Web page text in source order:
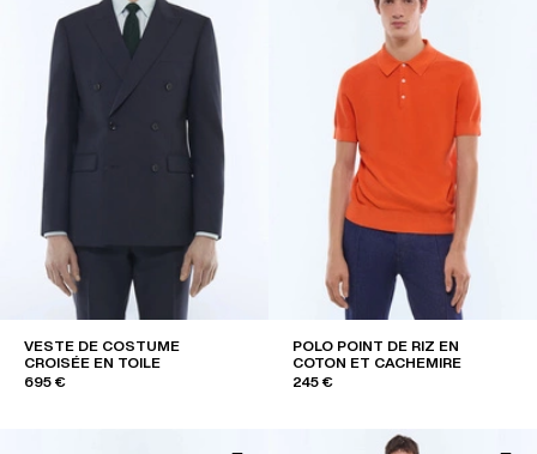
VESTE DE COSTUME
CROISÉE EN TOILE
695 €
POLO POINT DE RIZ EN
COTON ET CACHEMIRE
245 €